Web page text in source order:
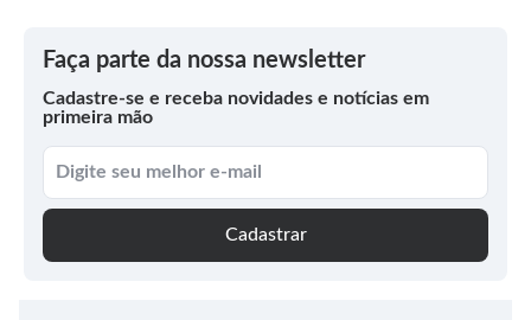
Faça parte da nossa newsletter
Cadastre-se e receba novidades e notícias em
primeira mão
Cadastrar